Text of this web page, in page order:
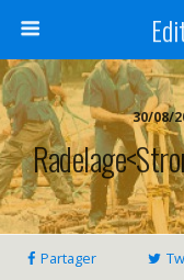
30/08/
Partager